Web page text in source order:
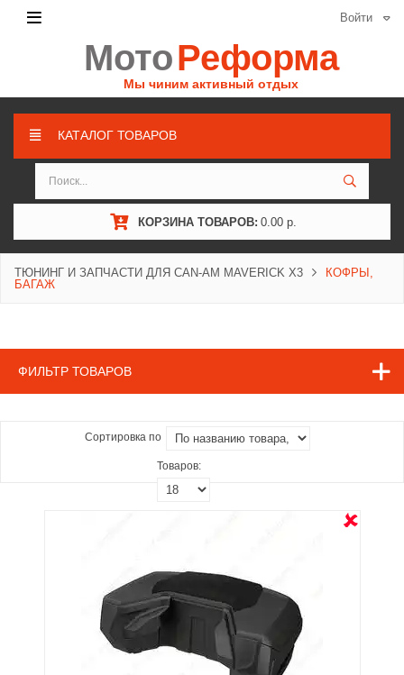
Войти
МотоРеформа
Мы чиним активный отдых
КАТАЛОГ ТОВАРОВ
КОРЗИНА ТОВАРОВ: 0.00 р.
ТЮНИНГ И ЗАПЧАСТИ ДЛЯ CAN-AM MAVERICK X3
КОФРЫ,
БАГАЖ
ФИЛЬТР ТОВАРОВ
Сортировка по
Товаров: